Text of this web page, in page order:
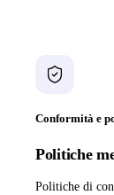
Conformità e
Politiche
Politiche di